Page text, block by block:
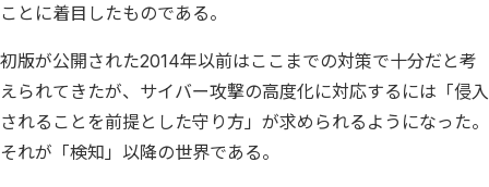
ことに着目したものである。
初版が公開された2014年以前はここまでの対策で十分だと考
えられてきたが、サイバー攻撃の高度化に対応するには「侵入
されることを前提とした守り方」が求められるようになった。
それが「検知」以降の世界である。